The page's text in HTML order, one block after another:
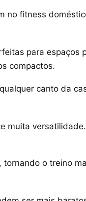
no fitness
para espaços
compactos.
canto da
muita
o treino